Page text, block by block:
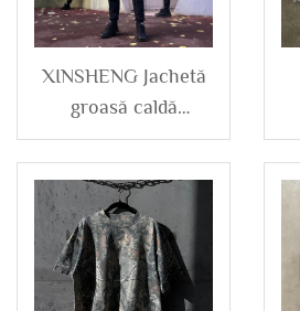
XINSHENG Jachetă
groasă caldă
impermeabilă
personalizată de
iarnă pentru bărbați,
din bumbac umplut
cu puf, cu fermoar